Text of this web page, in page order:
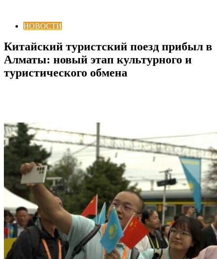
НОВОСТИ
Китайский туристский поезд прибыл в
Алматы: новый этап культурного и
туристического обмена